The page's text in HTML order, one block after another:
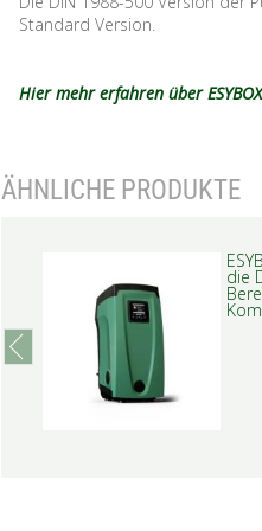
Standard Version.
Hier mehr erfahren über
ÄHNLICHE PRODUKTE
die
prev